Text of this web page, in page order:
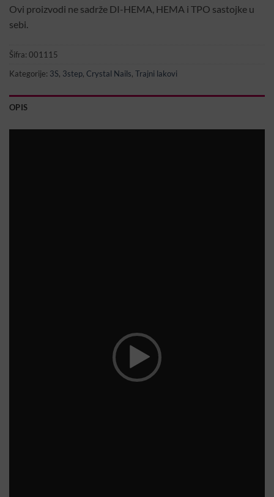
Ovi proizvodi ne sadrže DI-HEMA, HEMA i TPO sastojke u
sebi.
Šifra: 001115
Kategorije: 3S, 3step, Crystal Nails, Trajni lakovi
OPIS